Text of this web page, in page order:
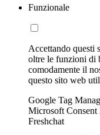
Funzionale
Accettando questi
oltre le funzioni di
comodamente il
questo sito web
Google Tag
Microsoft
Freshchat